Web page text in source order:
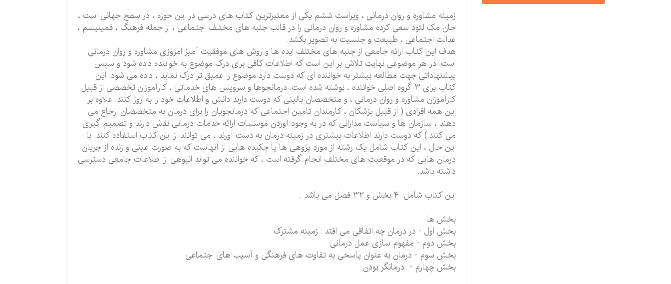
زمینه مشاوره و روان درمانی ، ویراست ششم یکی از معتبرترین کتاب های درسی در این حوزه ، در سطح جهانی است ،
جان مک لئود سعی کرده مشاوره و روان درمانی را در قالب جنبه های مختلف اجتماعی ، از جمله فرهنگ ، فمینیسم ،
عدالت اجتماعی ، طبیعت و جنسیت به تصویر بکشد.
هدف این کتاب ارائه جامعی از جنبه های مختلف ایده ها و روش های موفقیت آمیز امروزی مشاوره و روان درمانی
است. در هر موضوعی نهایت تلاش بر این است که اطلاعات کافی برای درک موضوع به خواننده داده شود و سپس
پیشنهاداتی جهت مطالعه بیشتر به خواننده ای که دوست دارد موضوع را عمیق تر درک نماید ، داده می شود. این
کتاب برای 3 گروه اصلی خواننده ، نوشته شده است. درمانجوها و سرویس های خدماتی ، کارآموزان تخصصی از قبیل
کارآموزان مشاوره و روان درمانی ، و متخصصان بالینی که دوست دارند دانش و اطلاعات خود را به روز کنند. علاوه بر
این همه افرادی ( از قبیل پزشکان ، کارمندان تامین اجتماعی که درمانجویان را برای درمان به متخصصان ارجاع می
دهند ، سازمان ها و سیاست مدارانی که در به وجود آوردن موسسات ارائه خدمات درمانی نقش دارند و تصمیم گیری
می کنند.) که دوست دارند اطلاعات بیشتری در زمینه درمان به دست آورند ، می توانند از این کتاب استفاده کنند. با
این حال ، این کتاب شامل یک رشته از مورد پژوهی ها یا چکیده هایی از آنهاست که به صورت عینی و زنده از جریان
درمان هایی که در موقعیت های مختلف انجام گرفته است ، که خواننده می تواند انبوهی از اطلاعات جامعی دسترسی
داشته باشد.
این کتاب شامل 4 بخش و 32 فصل می باشد :
بخش ها
بخش اول - در درمان چه اتفاقی می افتد : زمینه مشترک
بخش دوم - مفهوم سازی عمل درمانی
بخش سوم - درمان به عنوان پاسخی به تفاوت های فرهنگی و آسیب های اجتماعی
بخش چهارم - درمانگر بودن